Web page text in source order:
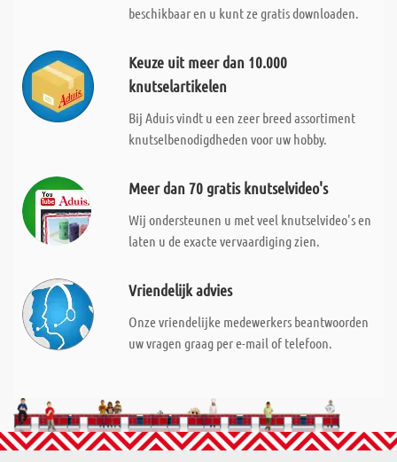
beschikbaar en u kunt ze gratis downloaden.
Keuze uit meer dan 10.000
knutselartikelen
Bij Aduis vindt u een zeer breed assortiment
knutselbenodigdheden voor uw hobby.
Meer dan 70 gratis knutselvideo's
Wij ondersteunen u met veel knutselvideo's en
laten u de exacte vervaardiging zien.
Vriendelijk advies
Onze vriendelijke medewerkers beantwoorden
uw vragen graag per e-mail of telefoon.